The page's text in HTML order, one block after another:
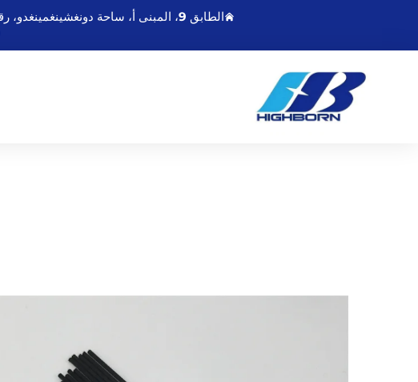
الطابق 9، المبنى أ، ساحة دونغشينغمينغدو، رقم 21 طريق تشاويانغ الشرقي، لينيונגانغ جيانغسو، الصين